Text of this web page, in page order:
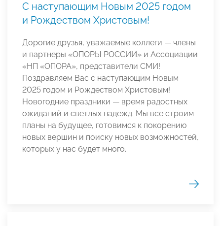
С наступающим Новым 2025 годом
и Рождеством Христовым!
Дорогие друзья, уважаемые коллеги — члены
и партнеры «ОПОРЫ РОССИИ» и Ассоциации
«НП «ОПОРА», представители СМИ!
Поздравляем Вас с наступающим Новым
2025 годом и Рождеством Христовым!
Новогодние праздники — время радостных
ожиданий и светлых надежд. Мы все строим
планы на будущее, готовимся к покорению
новых вершин и поиску новых возможностей,
которых у нас будет много.